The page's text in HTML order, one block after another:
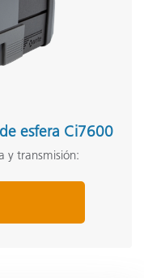
esfera Ci7600
y transmisión: